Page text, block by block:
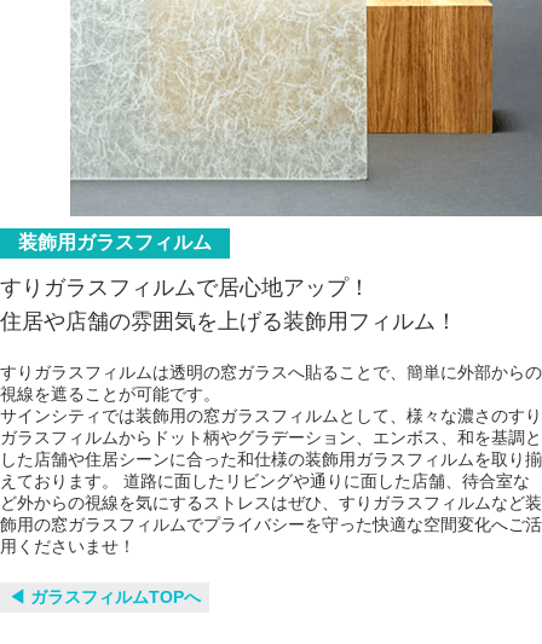
装飾用ガラスフィルム
すりガラスフィルムで居心地アップ！
住居や店舗の雰囲気を上げる装飾用フィルム！
すりガラスフィルムは透明の窓ガラスへ貼ることで、簡単に外部からの
視線を遮ることが可能です。
サインシティでは装飾用の窓ガラスフィルムとして、様々な濃さのすり
ガラスフィルムからドット柄やグラデーション、エンボス、和を基調と
した店舗や住居シーンに合った和仕様の装飾用ガラスフィルムを取り揃
えております。 道路に面したリビングや通りに面した店舗、待合室な
ど外からの視線を気にするストレスはぜひ、すりガラスフィルムなど装
飾用の窓ガラスフィルムでプライバシーを守った快適な空間変化へご活
用くださいませ！
◀︎ ガラスフィルムTOPへ